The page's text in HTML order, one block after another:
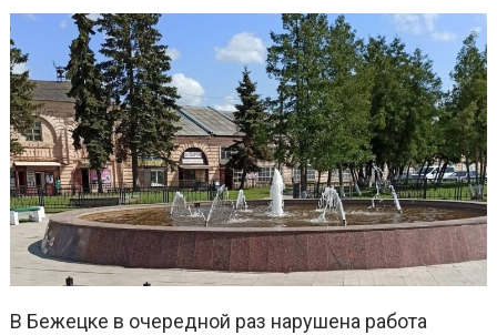
В Бежецке в очередной раз нарушена работа